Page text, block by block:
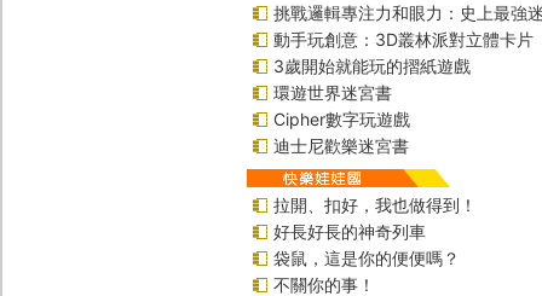
挑戰邏輯專注力和眼力：史上最強
動手玩創意：3D叢林派對立體卡片
3歲開始就能玩的摺紙遊戲
環遊世界迷宮書
Cipher數字玩遊戲
迪士尼歡樂迷宮書
拉開、扣好，我也做得到！
好長好長的神奇列車
袋鼠，這是你的便便嗎？
不關你的事！